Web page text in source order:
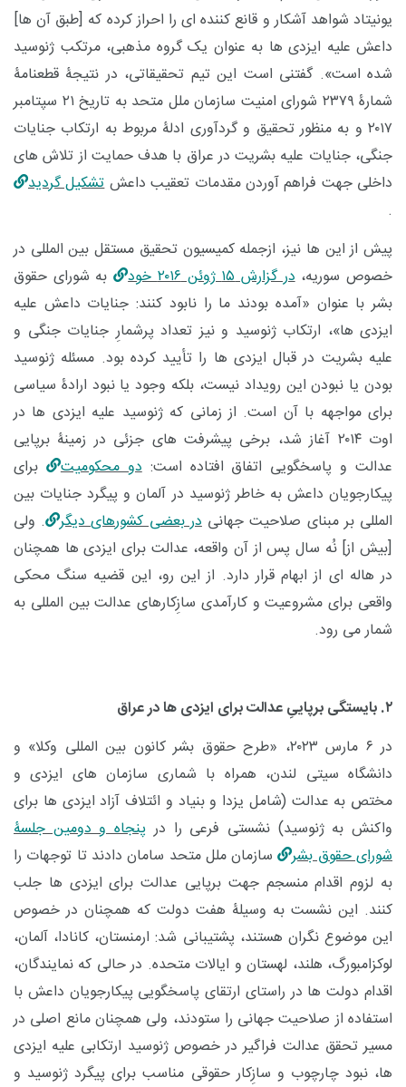
یونیتاد شواهد آشکار و قانع کننده ای را احراز کرده که [طبق آن ها]
داعش علیه ایزدی ها به عنوان یک گروه مذهبی، مرتکب ژنوسید
شده است». گفتنی است این تیم تحقیقاتی، در نتیجۀ قطعنامۀ
شمارۀ ۲۳۷۹ شورای امنیت سازمان ملل متحد به تاریخ ۲۱ سپتامبر
۲۰۱۷ و به منظور تحقیق و گردآوری ادلۀ مربوط به ارتکاب جنایات
جنگی، جنایات علیه بشریت در عراق با هدف حمایت از تلاش های
داخلی جهت فراهم آوردن مقدمات تعقیب داعشتشکیل گردید
.
پیش از این ها نیز، ازجمله کمیسیون تحقیق مستقل بین المللی در
خصوص سوریه،در گزارش ۱۵ ژوئن ۲۰۱۶ خود
به شورای حقوق
بشر با عنوان «آمده بودند ما را نابود کنند: جنایات داعش علیه
ایزدی ها»، ارتکاب ژنوسید و نیز تعداد پرشمارِ جنایات جنگی و
علیه بشریت در قبال ایزدی ها را تأیید کرده بود. مسئله ژنوسید
بودن یا نبودن این رویداد نیست، بلکه وجود یا نبود ارادۀ سیاسی
برای مواجهه با آن است. از زمانی که ژنوسید علیه ایزدی ها در
اوت ۲۰۱۴ آغاز شد، برخی پیشرفت های جزئی در زمینۀ برپایی
عدالت و پاسخگویی اتفاق افتاده است:دو محکومیت
برای
پیکارجویان داعش به خاطر ژنوسید در آلمان و پیگرد جنایات بین
المللی بر مبنای صلاحیت جهانیدر بعضی کشورهای دیگر . ولی
[بیش از] نُه سال پس از آن واقعه، عدالت برای ایزدی ها همچنان
در هاله ای از ابهام قرار دارد. از این رو، این قضیه سنگ محکی
واقعی برای مشروعیت و کارآمدی سازِکارهای عدالت بین المللی به
شمار می رود.
۲. بایستگی برپاییِ عدالت برای ایزدی ها در عراق
در ۶ مارس ۲۰۲۳، «طرح حقوق بشر کانون بین المللی وکلا» و
دانشگاه سیتی لندن، همراه با شماری سازمان های ایزدی و
مختص به عدالت (شامل یزدا و بنیاد و ائتلاف آزاد ایزدی ها برای
واکنش به ژنوسید( نشستی فرعی را در پنجاه و دومین جلسۀ
شورای حقوق بشر سازمان ملل متحد سامان دادند تا توجهات را
به لزوم اقدام منسجم جهت برپایی عدالت برای ایزدی ها جلب
کنند. این نشست به وسیلۀ هفت دولت که همچنان در خصوص
این موضوع نگران هستند، پشتیبانی شد: ارمنستان، کانادا، آلمان،
لوکزامبورگ، هلند، لهستان و ایالات متحده. در حالی که نمایندگان،
اقدام دولت ها در راستای ارتقای پاسخگویی پیکارجویان داعش با
استفاده از صلاحیت جهانی را ستودند، ولی همچنان مانع اصلی در
مسیر تحقق عدالت فراگیر در خصوص ژنوسید ارتکابی علیه ایزدی
ها، نبود چارچوب و سازِکار حقوقی مناسب برای پیگرد ژنوسید و